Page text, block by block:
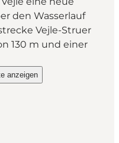
den Wasserlauf
Vejle-Struer
130 m und einer
das Flusstal
anzeigen
über das Flusstal Grejsdalen